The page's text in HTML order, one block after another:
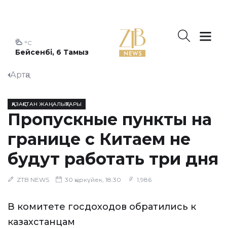
Бейсенбі, 6 Тамыз
°C
Артқа
ҚАЗАҚСТАН ЖАҢАЛЫҚТАРЫ
Пропускные пункты на
границе с Китаем не
будут работать три дня
ZTB NEWS 30 қыркүйек, 18:30 1,986
В комитете госдоходов обратились к
казахстанцам